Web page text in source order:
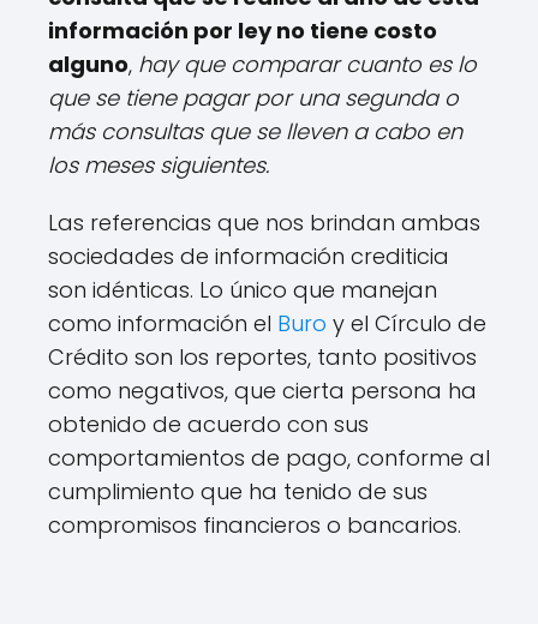
información por ley no tiene costo
alguno, hay que comparar cuanto es lo
que se tiene pagar por una segunda o
más consultas que se lleven a cabo en
los meses siguientes.
Las referencias que nos brindan ambas
sociedades de información crediticia
son idénticas. Lo único que manejan
como información el Buro y el Círculo de
Crédito son los reportes, tanto positivos
como negativos, que cierta persona ha
obtenido de acuerdo con sus
comportamientos de pago, conforme al
cumplimiento que ha tenido de sus
compromisos financieros o bancarios.